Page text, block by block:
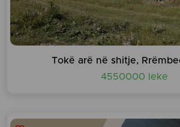
Tokë arë në shitje,
4550000 leke